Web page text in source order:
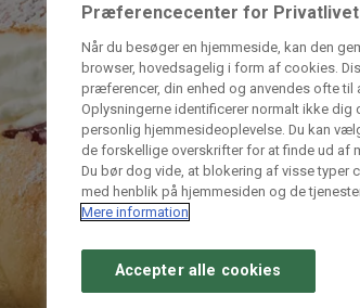
INCO Cash & Carry
Vaffelexpressen
hvor
Log ind
Præferencecenter for
Når du besøger en hjemmeside, kan den
browser, hovedsagelig i form af cookies.
præferencer, din enhed og anvendes ofte til
Oplysningerne identificerer normalt ikke dig
personlig hjemmesideoplevelse. Du kan
de forskellige overskrifter for at finde ud af
Du bør dog vide, at blokering af visse typer
med henblik på hjemmesiden og de
Mere information
Accepter alle cookies